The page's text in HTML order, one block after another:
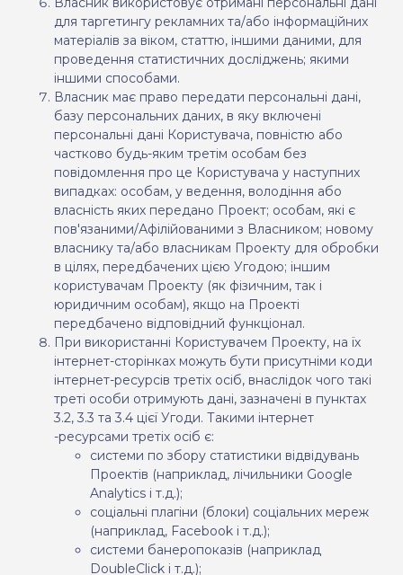
для таргетингу рекламних та/або інформаційних
матеріалів за віком, статтю, іншими даними, для
проведення статистичних досліджень; якими
іншими способами.
Власник має право передати персональні дані,
базу персональних даних, в яку включені
персональні дані Користувача, повністю або
частково будь-яким третім особам без
повідомлення про це Користувача у наступних
випадках: особам, у ведення, володіння або
власність яких передано Проект; особам, які є
пов'язаними/Афілійованими з Власником; новому
власнику та/або власникам Проекту для обробки
в цілях, передбачених цією Угодою; іншим
користувачам Проекту (як фізичним, так і
юридичним особам), якщо на Проекті
передбачено відповідний функціонал.
При використанні Користувачем Проекту, на їх
інтернет-сторінках можуть бути присутніми коди
інтернет-ресурсів третіх осіб, внаслідок чого такі
треті особи отримують дані, зазначені в пунктах
3.2, 3.3 та 3.4 цієї Угоди. Такими інтернет
-ресурсами третіх осіб є:
системи по збору статистики відвідувань
Проектів (наприклад, лічильники Google
Analytics і т.д.);
соціальні плагіни (блоки) соціальних мереж
(наприклад, Facebook і т.д.);
системи банеропоказів (наприклад
DoubleClick і т.д.);